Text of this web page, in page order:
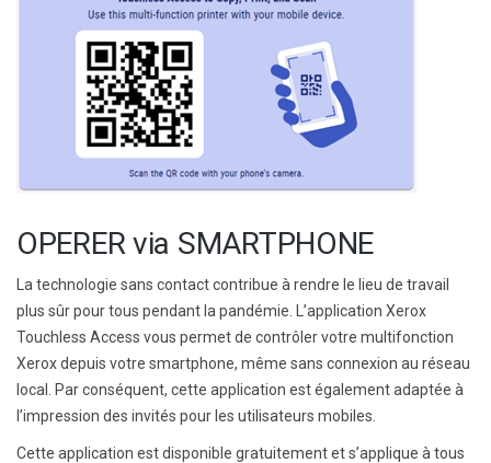
OPERER via SMARTPHONE
La technologie sans contact contribue à rendre le lieu de travail
plus sûr pour tous pendant la pandémie. L’application Xerox
Touchless Access vous permet de contrôler votre multifonction
Xerox depuis votre smartphone, même sans connexion au réseau
local. Par conséquent, cette application est également adaptée à
l’impression des invités pour les utilisateurs mobiles.
Cette application est disponible gratuitement et s’applique à tous